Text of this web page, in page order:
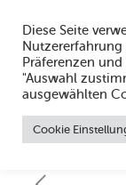
Currywurst
Diese Seite
Präferenzen
"Auswahl
ausgewählten
Cookie